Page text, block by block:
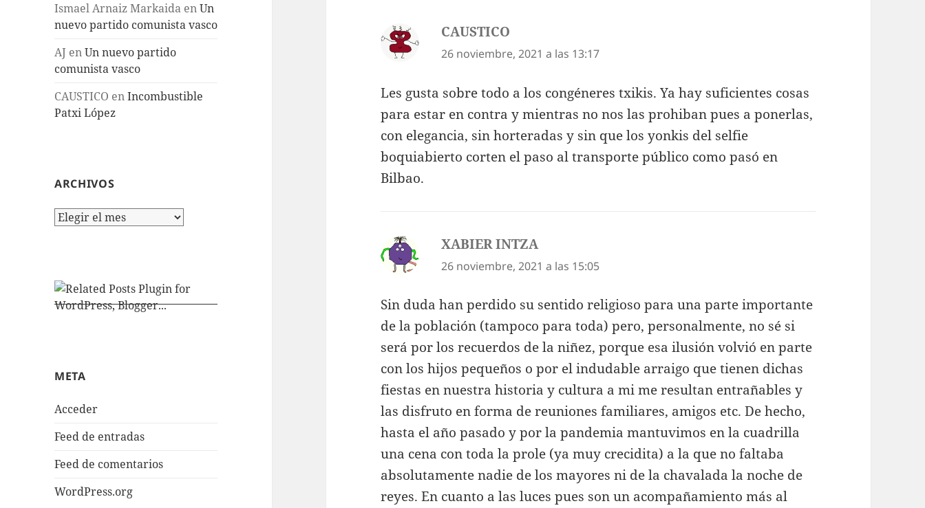
Ismael Arnaiz Markaida enUn
nuevo partido comunista vasco
AJ enUn nuevo partido
comunista vasco
CAUSTICO enIncombustible
Patxi López
ARCHIVOS
Archivos
META
Acceder
Feed de entradas
Feed de comentarios
WordPress.org
CAUSTICO
26 noviembre, 2021 a las 13:17
Les gusta sobre todo a los congéneres txikis. Ya hay suficientes cosas
para estar en contra y mientras no nos las prohiban pues a ponerlas,
con elegancia, sin horteradas y sin que los yonkis del selfie
boquiabierto corten el paso al transporte público como pasó en
Bilbao.
XABIER INTZAdice:
26 noviembre, 2021 a las 15:05
Sin duda han perdido su sentido religioso para una parte importante
de la población (tampoco para toda) pero, personalmente, no sé si
será por los recuerdos de la niñez, porque esa ilusión volvió en parte
con los hijos pequeños o por el indudable arraigo que tienen dichas
fiestas en nuestra historia y cultura a mi me resultan entrañables y
las disfruto en forma de reuniones familiares, amigos etc. De hecho,
hasta el año pasado y por la pandemia mantuvimos en la cuadrilla
una cena con toda la prole (ya muy crecidita) a la que no faltaba
absolutamente nadie de los mayores ni de la chavalada la noche de
reyes. En cuanto a las luces pues son un acompañamiento más al